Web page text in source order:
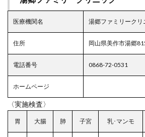
医療機関名 湯郷ファミリークリ
住所 岡山県美作市湯郷
電話番号 0868-72-0531
ホームページ
〈実施検査〉
胃 大腸 肺 子宮 乳･マンモ